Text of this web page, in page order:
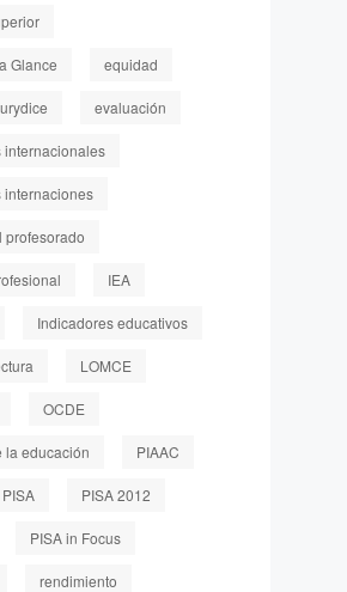
Glance equidad
evaluación
profesorado
IEA
Indicadores educativos
LOMCE
OCDE
la educación PIAAC
PISA PISA 2012
PISA in Focus
rendimiento